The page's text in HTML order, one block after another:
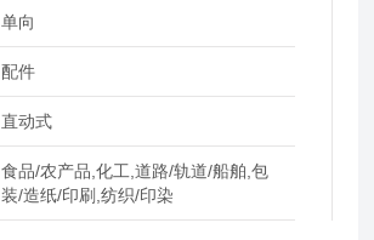
单向
配件
直动式
食品/农产品,化工,道路/轨道/船舶,包
装/造纸/印刷,纺织/印染